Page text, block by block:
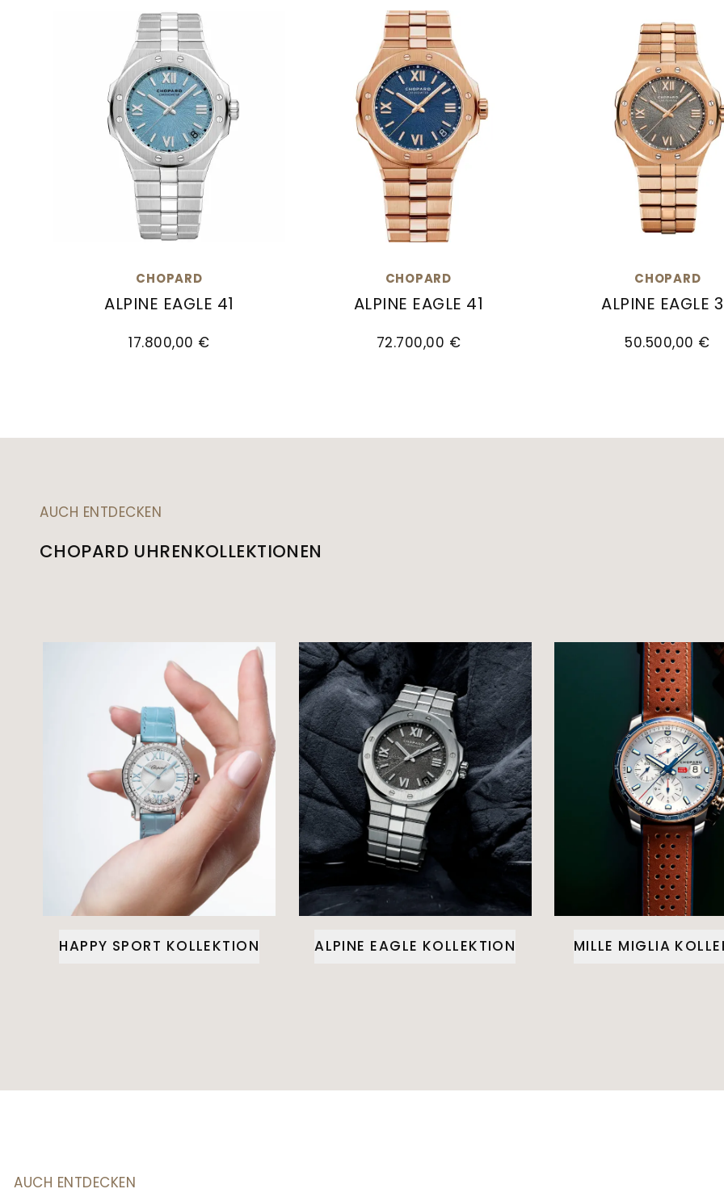
CHOPARD
ALPINE EAGLE 41
17.800,00 €
CHOPARD
ALPINE EAGLE 41
72.700,00 €
CHOPARD
ALPINE EAGLE
50.500,00 €
AUCH ENTDECKEN
CHOPARD UHRENKOLLEKTIONEN
HAPPY SPORT KOLLEKTION ALPINE EAGLE KOLLEKTION MILLE MIGLIA
AUCH ENTDECKEN